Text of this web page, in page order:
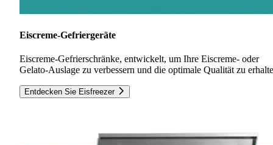
Eiscreme-Gefriergeräte
Eiscreme-Gefrierschränke, entwickelt, um Ihre Eiscreme- oder
Gelato-Auslage zu verbessern und die optimale Qualität zu
Entdecken Sie Eisfreezer